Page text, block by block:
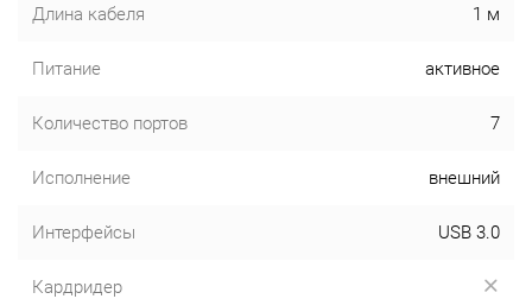
Длина кабеля 1 м
Питание активное
Количество портов 7
Исполнение внешний
Интерфейсы USB 3.0
Кардридер